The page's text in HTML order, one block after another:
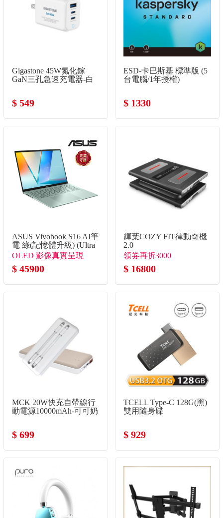
Gigastone 45W氮化鎵
GaN三孔急速充電器-白
$ 549
ESD-卡巴斯基 標準版 (5
台電腦/1年授權)
$ 1330
ASUS Vivobook S16 AI筆
電 綠(記憶體升級) (Ultra
5 325/16G+16G/512G
SSD/W11)
OLED 影像真實呈現
$ 45900
輝葉COZY FIT律動奇機
2.0
領券再折3000
$ 16800
MCK 20W快充自帶線行
動電源10000mAh-可可奶
$ 699
TCELL Type-C 128G(黑)
雙用隨身碟
$ 929